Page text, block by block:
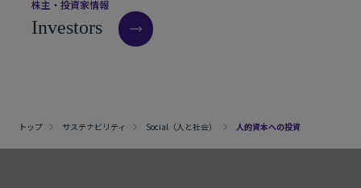
株主 ・ 投資家情報
Investors
トップ サステナビリティ Social（人と社会） 人的資本への投資